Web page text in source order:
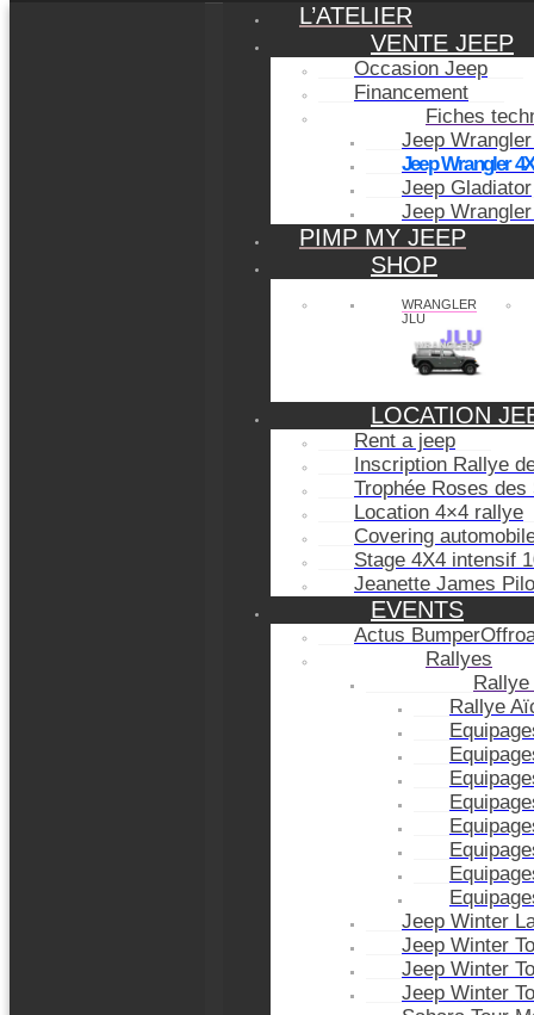
L’ATELIER
VENTE JEEP
Occasion Jeep
Financement
Fiches
Jeep
Jeep Wrangler
Jeep Gladiator
Jeep
PIMP MY JEEP
SHOP
WRANGLER
JLU
LOCATION
Rent a jeep
Inscription Rallye
Trophée Roses des
Location 4×4 rallye
Covering
Stage 4X4 intensif
Jeanette James
EVENTS
Actus
Rallyes
Rallye
Jeep Winter
Jeep Winter
Jeep Winter
Jeep Winter